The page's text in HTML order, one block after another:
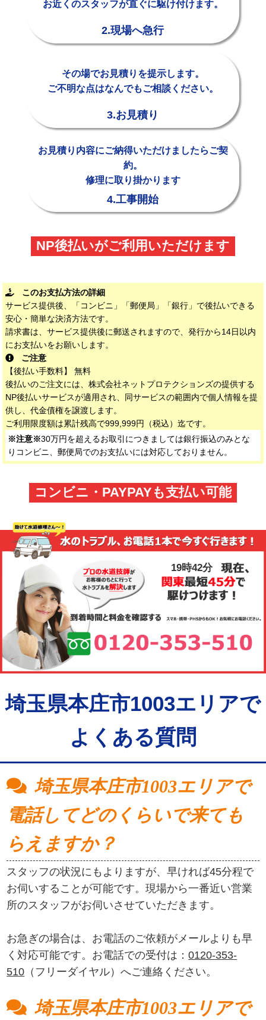
マス交換（土の掘削・埋め戻し作業）
マス交換（深さ50㎝未満） 55,000円
マス交換（深さ50㎝以上） 66,000円
コンクリート斫り（厚さ10㎝超え）
モルタル補修（厚さ10㎝まで） 27,500円
モルタル補修（厚さ10㎝超え）
※給水管工事は20mmまでの価格です。
お電話または
問い合わせフォームよりご連絡ください。
1.お問い合わせ
埼玉県本庄市1003エリアの
お近くのスタッフが直ぐに駆け付けます。
2.現場へ急行
その場でお見積りを提示します。
ご不明な点はなんでもご相談ください。
3.お見積り
修理に取り掛かります
4.工事開始
NP後払いがご利用いただけます
このお支払方法の詳細
サービス提供後、「コンビニ」「郵便局」「銀行」で後払いできる
安心・簡単な決済方法です。
請求書は、サービス提供後に郵送されますので、発行から14日以内
ご注意
【後払い手数料】 無料
NP後払いサービスが適用され、同サービスの範囲内で個人情報を提
供し、代金債権を譲渡します。
ご利用限度額は累計残高で999,999円（税込）迄です。
※注意※30万円を超えるお取引につきましては銀行振込のみとな
りコンビニ、郵便局でのお支払いには対応しておりません。
コンビニ・PAYPAYも支払い可能
埼玉県本庄市1003エリアで
よくある質問
埼玉県本庄市1003エリアで
電話してどのくらいで来ても
らえますか？
スタッフの状況にもよりますが、早ければ45分程で
お伺いすることが可能です。現場から一番近い営業